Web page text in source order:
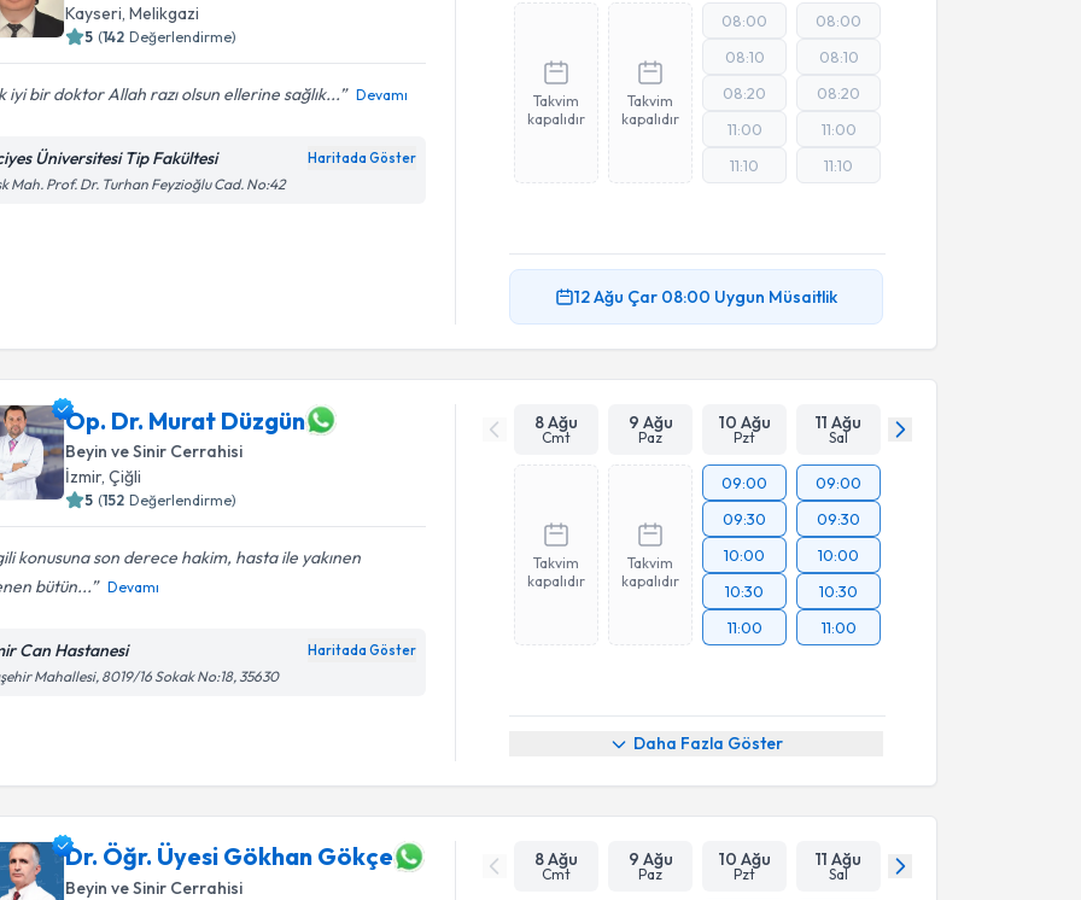
Kayseri, Melikgazi
5 (142 Değerlendirme)
iyi bir doktor Allah razı olsun ellerine sağlık... Devamı
Üniversitesi Tip Fakültesi Haritada Göster
Mah. Prof. Dr. Turhan Feyzioğlu Cad. No:42
Takvim
kapalıdır
Takvim
kapalıdır
08:00
08:10
08:20
11:00
11:10
08:00
08:10
08:20
11:00
11:10
12 Ağu Çar 08:00 Uygun Müsaitlik
Op. Dr. Murat Düzgün
Beyin ve Sinir Cerrahisi
İzmir, Çiğli
5 (152 Değerlendirme)
konusuna son derece hakim, hasta ile yakınen
bütün...
Devamı
Can Hastanesi Haritada Göster
Mahallesi, 8019/16 Sokak No:18, 35630
8 Ağu
Cmt
9 Ağu
Paz
10 Ağu
Pzt
11 Ağu
Sal
Takvim
kapalıdır
Takvim
kapalıdır
09:00
09:30
10:00
10:30
11:00
09:00
09:30
10:00
10:30
11:00
Daha Fazla Göster
Dr. Öğr. Üyesi Gökhan Gökçe
Beyin ve Sinir Cerrahisi
8 Ağu
Cmt
9 Ağu
Paz
10 Ağu
Pzt
11 Ağu
Sal